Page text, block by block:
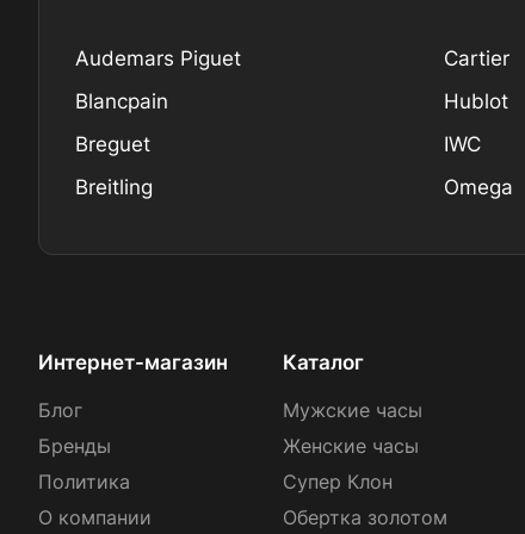
Audemars Piguet
Blancpain
Breguet
Breitling
Cartier
Hublot
IWC
Omega
Интернет-магазин
Блог
Бренды
Политика
О компании
Каталог
Мужские часы
Женские часы
Супер Клон
Обертка золотом